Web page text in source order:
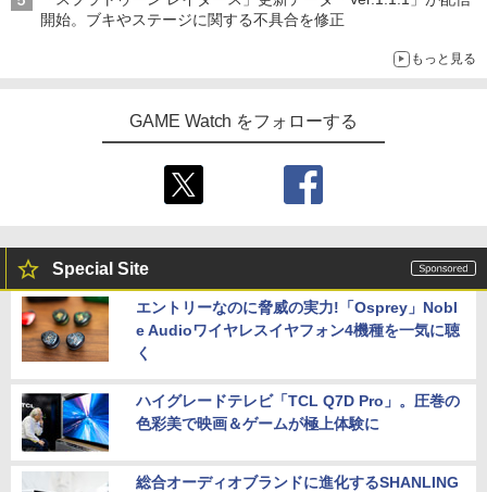
開始。ブキやステージに関する不具合を修正
もっと見る
GAME Watch をフォローする
Special Site
エントリーなのに脅威の実力!「Osprey」Nobl
e Audioワイヤレスイヤフォン4機種を一気に聴
く
ハイグレードテレビ「TCL Q7D Pro」。圧巻の
色彩美で映画＆ゲームが極上体験に
総合オーディオブランドに進化するSHANLING